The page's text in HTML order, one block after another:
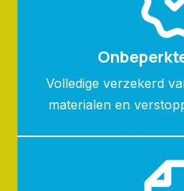
Volledige verzekerd
materialen en